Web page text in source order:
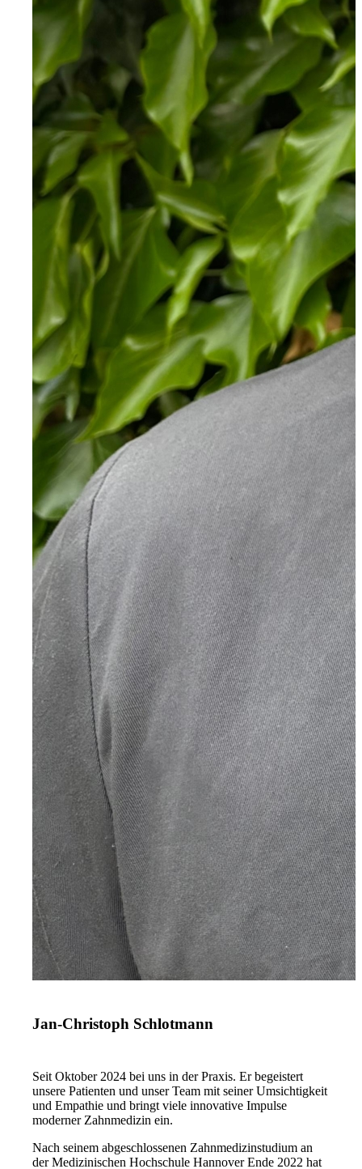
Jan-Christoph Schlotmann
Seit Oktober 2024 bei uns in der Praxis. Er begeistert
unsere Patienten und unser Team mit seiner Umsichtigkeit
und Empathie und bringt viele innovative Impulse
moderner Zahnmedizin ein.
Nach seinem abgeschlossenen Zahnmedizinstudium an
der Medizinischen Hochschule Hannover Ende 2022 hat